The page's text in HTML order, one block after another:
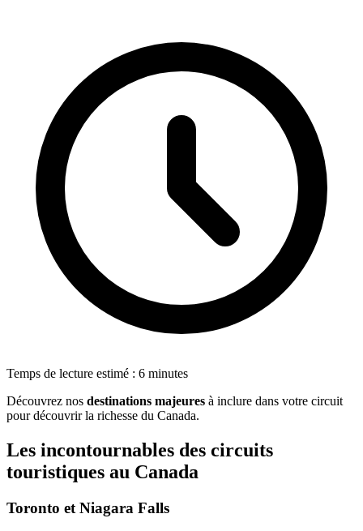
Temps de lecture estimé : 6 minutes
Découvrez nos destinations majeures à inclure dans votre circuit
pour découvrir la richesse du Canada.
Les incontournables des circuits
touristiques au Canada
Toronto et Niagara Falls